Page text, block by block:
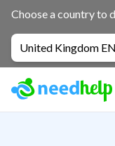
Choose a country to
United Kingdom EN